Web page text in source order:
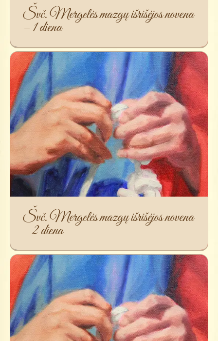
Švč. Mergelės mazgų išrišėjos novena
– 1 diena
Švč. Mergelės mazgų išrišėjos novena
– 2 diena
Švč. Mergelės mazgų išrišėjos novena
– 2 diena